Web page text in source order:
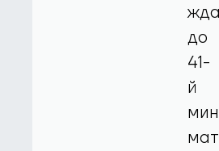
до
41-
й